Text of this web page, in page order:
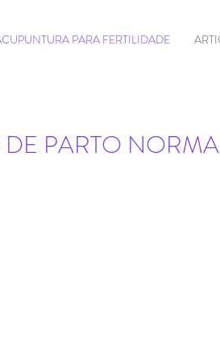
PARA FERTILIDADE
PARTO